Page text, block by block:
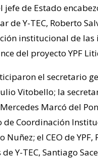
jefe de Estado
de Y-TEC, Roberto
institucional de las
del proyecto YPF
el secretario
Vitobello; la
Marcó del
de Coordinación
Nuñez; el CEO de
Y-TEC, Santiago